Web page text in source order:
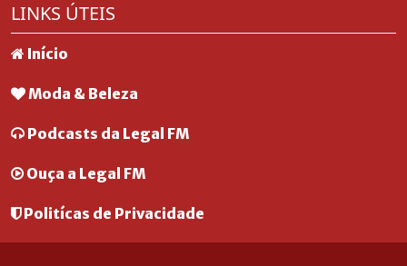
LINKS ÚTEIS
Início
Moda & Beleza
Podcasts da Legal FM
Ouça a Legal FM
Politícas de Privacidade